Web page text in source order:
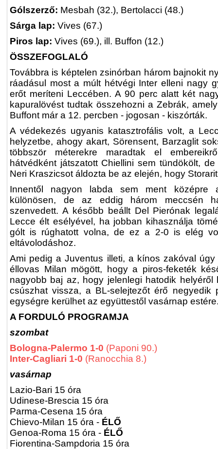
Gólszerző: Mesbah (32.), Bertolacci (48.)
Sárga lap: Vives (67.)
Piros lap: Vives (69.), ill. Buffon (12.)
ÖSSZEFOGLALÓ
Továbbra is képtelen zsinórban három bajnokit
ráadásul most a múlt hétvégi Inter elleni nagy
erőt meríteni Leccében. A 90 perc alatt két
kapuralövést tudtak összehozni a Zebrák,
Buffont már a 12. percben - jogosan - kiszórták.
A védekezés ugyanis katasztrofális volt, a
helyzetbe, ahogy akart, Sörensent, Barzaglit
többször méterekre maradtak el
hátvédként játszatott Chiellini sem tündökölt,
Neri Kraszicsot áldozta be az elején, hogy
Innentől nagyon labda sem ment középre
különösen, de az eddig három meccsén
szenvedett. A később beállt Del Pierónak
Lecce élt esélyével, ha jobban kihasználja
gólt is rúghatott volna, de ez a 2-0 is elég
eltávolodáshoz.
Ami pedig a Juventus illeti, a kínos zakóval
éllovas Milan mögött, hogy a piros-feketék
nagyobb baj az, hogy jelenlegi hatodik helyéről
csúszhat vissza, a BL-selejtezőt érő negyedik
egységre kerülhet az együttestől vasárnap
A FORDULÓ PROGRAMJA
szombat
Bologna-Palermo 1-0 (Paponi 90.)
Inter-Cagliari 1-0 (Ranocchia 8.)
vasárnap
Lazio-Bari 15 óra
Udinese-Brescia 15 óra
Parma-Cesena 15 óra
Chievo-Milan 15 óra - ÉLŐ
Genoa-Roma 15 óra - ÉLŐ
Fiorentina-Sampdoria 15 óra